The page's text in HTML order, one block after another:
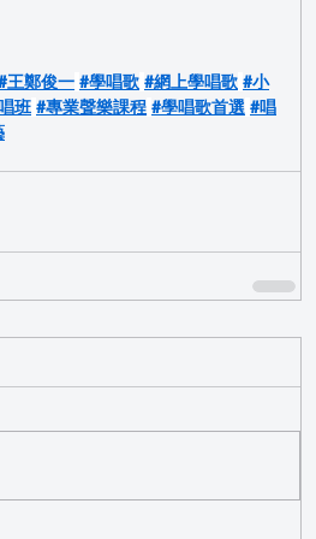
王鄭俊一 #學唱歌 #網上學唱歌 #小
班 #專業聲樂課程 #學唱歌首選 #唱